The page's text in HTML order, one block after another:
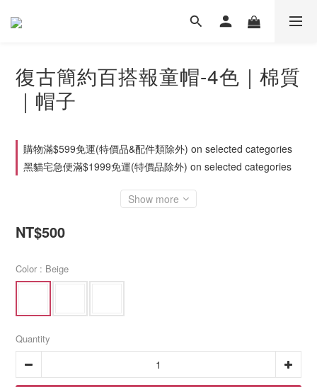
復古簡約百搭報童帽-4色｜棉質
｜帽子
購物滿$599免運(特價品&配件類除外) on selected categories
黑貓宅急便滿$1999免運(特價品除外) on selected categories
Show more
NT$500
Color : Beige
Quantity